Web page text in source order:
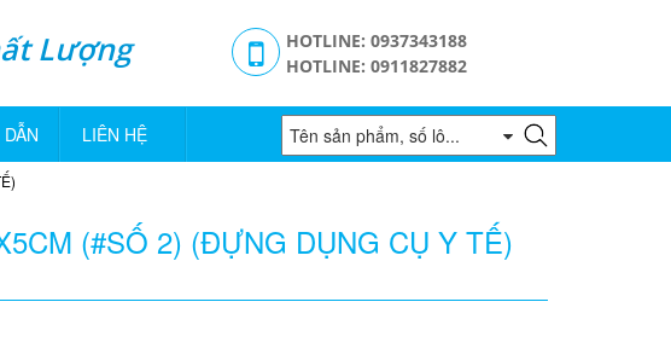
Lượng
HOTLINE: 0937343188
HOTLINE: 0911827882
LIÊN HỆ
(#SỐ 2) (ĐỰNG DỤNG CỤ Y TẾ)